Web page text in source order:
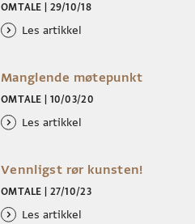
OMTALE 29/10/18
Les artikkel
Manglende møtepunkt
OMTALE 10/03/20
Les artikkel
Vennligst rør kunsten!
OMTALE 27/10/23
Les artikkel